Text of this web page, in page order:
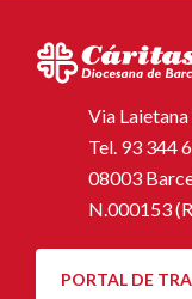
Via Laietana
Tel. 93 344
08003
N.000153
PORTAL DE